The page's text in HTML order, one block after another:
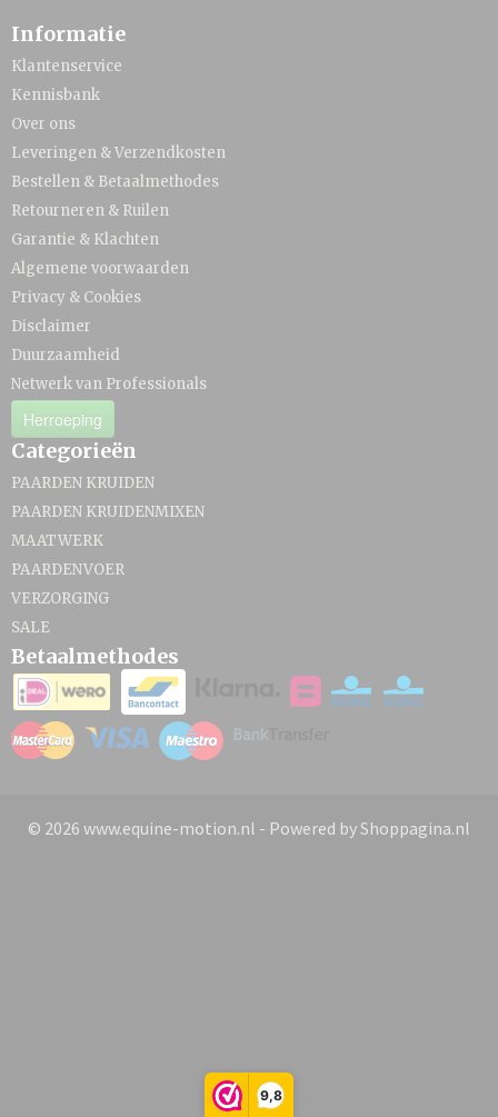
9,8
Informatie
Klantenservice
Kennisbank
Over ons
Leveringen & Verzendkosten
Bestellen & Betaalmethodes
Retourneren & Ruilen
Garantie & Klachten
Algemene voorwaarden
Privacy & Cookies
Disclaimer
Duurzaamheid
Netwerk van Professionals
Herroeping
Categorieën
PAARDEN KRUIDEN
PAARDEN KRUIDENMIXEN
MAATWERK
PAARDENVOER
VERZORGING
SALE
Betaalmethodes
© 2026 www.equine-motion.nl - Powered by Shoppagina.nl